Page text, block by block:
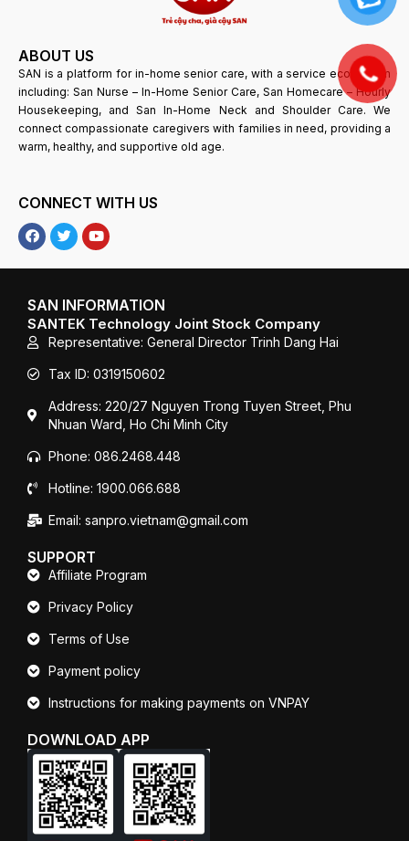
ABOUT US
SAN is a platform for in-home senior care, with a service ecosystem
including: San Nurse – In-Home Senior Care, San Homecare – Hourly
Housekeeping, and San In-Home Neck and Shoulder Care. We
connect compassionate caregivers with families in need, providing a
warm, healthy, and supportive old age.
CONNECT WITH US
F
a
c
e
o
o
k
T
w
i
t
e
r
Y
o
u
T
b
e
SAN INFORMATION
SANTEK Technology Joint Stock Company
Representative: General Director Trinh Dang Hai
Tax ID: 0319150602
Address: 220/27 Nguyen Trong Tuyen Street, Phu
Nhuan Ward, Ho Chi Minh City
Phone: 086.2468.448
Hotline: 1900.066.688
Email: sanpro.vietnam@gmail.com
SUPPORT
Affiliate Program
Privacy Policy
Terms of Use
Payment policy
Instructions for making payments on VNPAY
DOWNLOAD APP